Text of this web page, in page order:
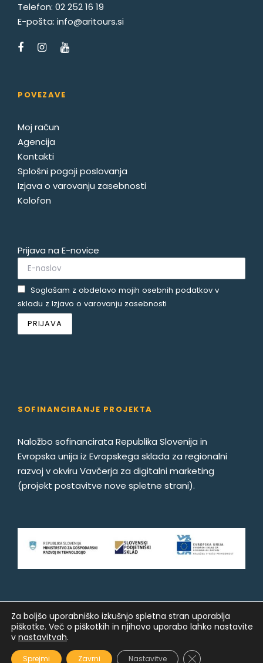
To ponudbo si trenutno ogleduje
Telefon: 02 252 16 19
E-pošta: info@aritours.si
POVEZAVE
Moj račun
Agencija
Kontakti
Splošni pogoji poslovanja
Izjava o varovanju zasebnosti
Kolofon
Prijava na E-novice
Soglašam z obdelavo mojih osebnih podatkov v
skladu z Izjavo o varovanju zasebnosti
SOFINANCIRANJE PROJEKTA
Naložbo sofinancirata Republika Slovenija in
Evropska unija iz Evropskega sklada za regionalni
razvoj v okviru Vavčerja za digitalni marketing
(projekt postavitve nove spletne strani).
© 2021 Aritours. Vse pravice pridržane.
Izdelava spletne rezervacijske patforme
Kreativne ideje
Za boljšo uporabniško izkušnjo spletna stran uporablja
piškotke. Več o piškotkih in njihovo uporabo lahko nastavite
v nastavitvah.
Sprejmi Zavrni Nastavitve CLOSE GDPR